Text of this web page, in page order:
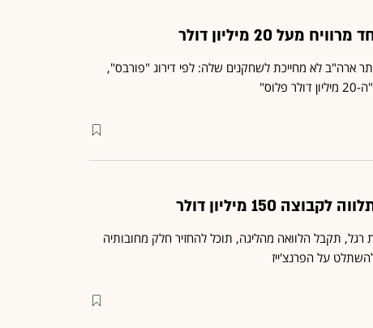
ארה"ב לא מחייכת לשחקנים שלה: לפי דירוג "פורבס",
תקבל הלוואה מהליגה, תוכל להחזיר חלק מחובותיה